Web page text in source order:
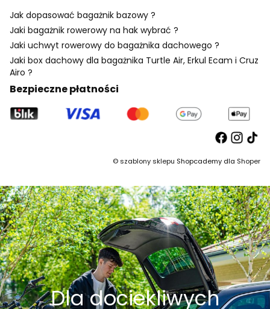
Jak dopasować bagażnik bazowy ?
Jaki bagażnik rowerowy na hak wybrać ?
Jaki uchwyt rowerowy do bagażnika dachowego ?
Jaki box dachowy dla bagażnika Turtle Air, Erkul Ecam i Cruz
Airo ?
Bezpieczne płatności
©szablony sklepu Shopcademy dla Shoper
Dla dociekliwych